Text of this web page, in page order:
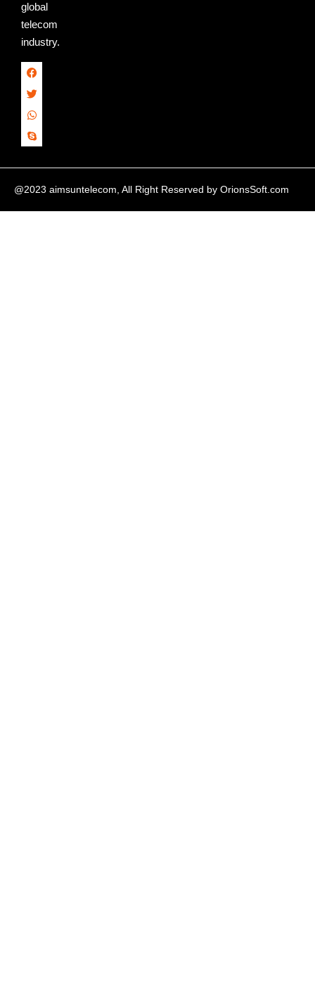
global
telecom
industry.
@2023 aimsuntelecom, All Right Reserved by OrionsSoft.com